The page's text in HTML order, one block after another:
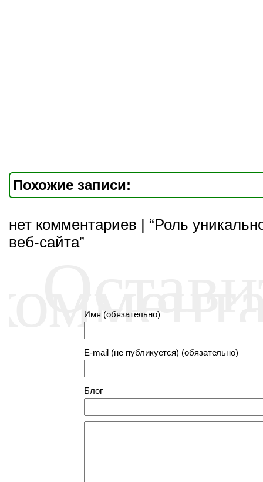
Похожие записи:
нет комментариев | “Роль
веб-сайта”
Имя (обязательно)
E-mail (не публикуется) (обязательно)
Блог